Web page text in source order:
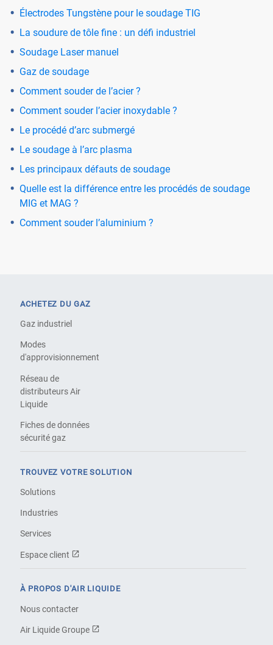
Électrodes Tungstène pour le soudage TIG
La soudure de tôle fine : un défi industriel
Soudage Laser manuel
Gaz de soudage
Comment souder de l’acier ?
Comment souder l’acier inoxydable ?
Le procédé d’arc submergé
Le soudage à l’arc plasma
Les principaux défauts de soudage
Quelle est la différence entre les procédés de soudage
MIG et MAG ?
Comment souder l’aluminium ?
ACHETEZ DU GAZ
Gaz industriel
Modes
d'approvisionnement
Réseau de
distributeurs Air
Liquide
Fiches de données
sécurité gaz
TROUVEZ VOTRE SOLUTION
Solutions
Industries
Services
Espace client
À PROPOS D'AIR LIQUIDE
Nous contacter
Air Liquide Groupe